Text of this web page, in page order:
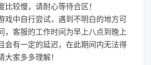
比较慢，请耐心等待合区！
戏中自行尝试，遇到不明白的地方可
，客服的工作时间为早上八点到晚上
会有一定的延迟，在此期间内无法得
大家多多理解！